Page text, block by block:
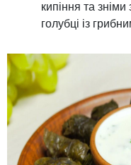
кипіння та
голубці із